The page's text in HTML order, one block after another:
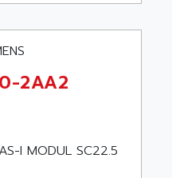
2AA2
I MODUL SC22.5